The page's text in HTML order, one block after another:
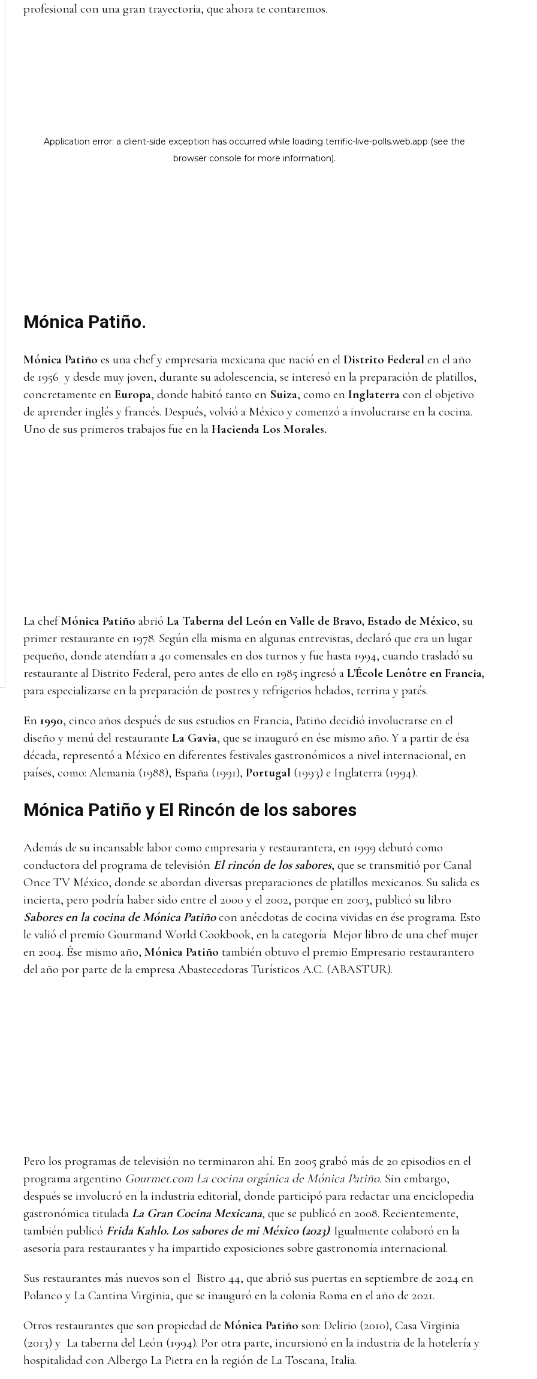
profesional con una gran trayectoria, que ahora te contaremos.
Mónica Patiño.
Mónica Patiño es una chef y empresaria mexicana que nació en el Distrito Federal en el año
de 1956 y desde muy joven, durante su adolescencia, se interesó en la preparación de platillos,
concretamente en Europa, donde habitó tanto en Suiza, como en Inglaterra con el objetivo
de aprender inglés y francés. Después, volvió a México y comenzó a involucrarse en la cocina.
Uno de sus primeros trabajos fue en la Hacienda Los Morales.
La chefMónica Patiño abrió La Taberna del León en Valle de Bravo, Estado de México, su
primer restaurante en 1978. Según ella misma en algunas entrevistas, declaró que era un lugar
pequeño, donde atendían a 40 comensales en dos turnos y fue hasta 1994, cuando trasladó su
restaurante al Distrito Federal, pero antes de ello en 1985 ingresó a L’École Lenôtre en Francia,
para especializarse en la preparación de postres y refrigerios helados, terrina y patés.
En 1990, cinco años después de sus estudios en Francia, Patiño decidió involucrarse en el
diseño y menú del restaurante La Gavia, que se inauguró en ése mismo año. Y a partir de ésa
década, representó a México en diferentes festivales gastronómicos a nivel internacional, en
países, como: Alemania (1988), España (1991), Portugal (1993) e Inglaterra (1994).
Mónica Patiño y El Rincón de los sabores
Además de su incansable labor como empresaria y restaurantera, en 1999 debutó como
conductora del programa de televisión El rincón de los sabores, que se transmitió por Canal
Once TV México, donde se abordan diversas preparaciones de platillos mexicanos. Su salida es
incierta, pero podría haber sido entre el 2000 y el 2002, porque en 2003, publicó su libro
Sabores en la cocina de Mónica Patiñocon anécdotas de cocina vividas en ése programa. Esto
le valió el premio Gourmand World Cookbook, en la categoría Mejor libro de una chef mujer
en 2004. Ése mismo año, Mónica Patiño también obtuvo el premio Empresario restaurantero
del año por parte de la empresa Abastecedoras Turísticos A.C. (ABASTUR).
Pero los programas de televisión no terminaron ahí. En 2005 grabó más de 20 episodios en el
programa argentino Gourmet.com La cocina orgánica de Mónica Patiño. Sin embargo,
después se involucró en la industria editorial, donde participó para redactar una enciclopedia
gastronómica titulada La Gran Cocina Mexicana, que se publicó en 2008. Recientemente,
también publicó Frida Kahlo. Los sabores de mi México (2023). Igualmente colaboró en la
asesoría para restaurantes y ha impartido exposiciones sobre gastronomía internacional.
Sus restaurantes más nuevos son el Bistro 44, que abrió sus puertas en septiembre de 2024 en
Polanco y La Cantina Virginia, que se inauguró en la colonia Roma en el año de 2021.
Otros restaurantes que son propiedad de Mónica Patiño son: Delirio (2010), Casa Virginia
(2013) y La taberna del León (1994). Por otra parte, incursionó en la industria de la hotelería y
hospitalidad con Albergo La Pietra en la región de La Toscana, Italia.